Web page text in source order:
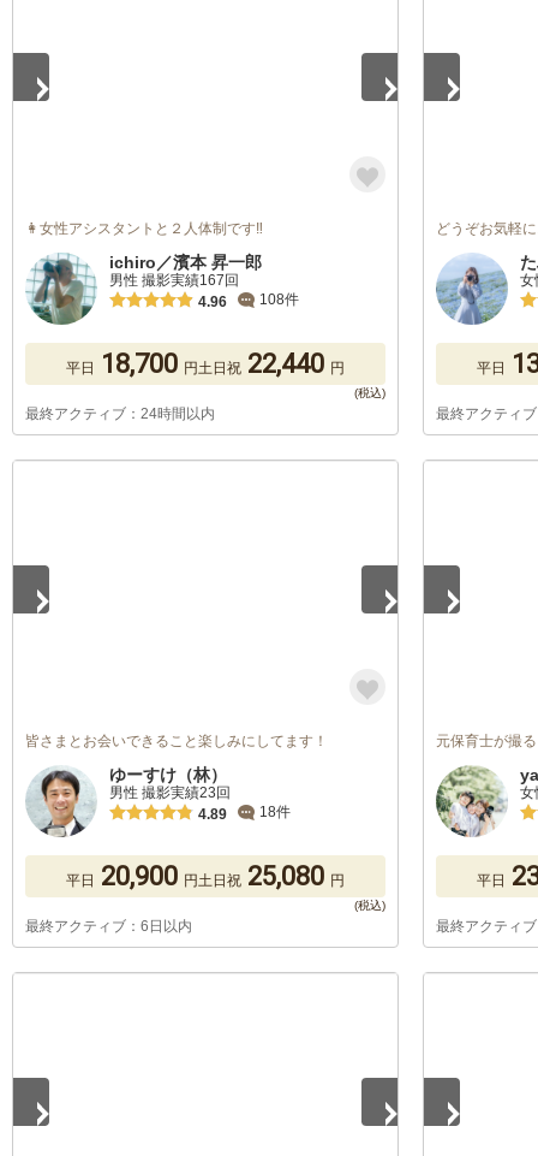
👩‍女性アシスタントと２人体制です‼️
ichiro／濱本 昇一郎
男性 撮影実績167回
4.96
108件
平日 18,700 円土日祝 22,440 円
最終アクティブ：24時間以内
どうぞお気軽
女
平日
最終アクティ
皆さまとお会いできること楽しみにしてます！
ゆーすけ（林）
男性 撮影実績23回
4.89
18件
平日 20,900 円土日祝 25,080 円
最終アクティブ：6日以内
元保育士が撮
女
平日
最終アクティ